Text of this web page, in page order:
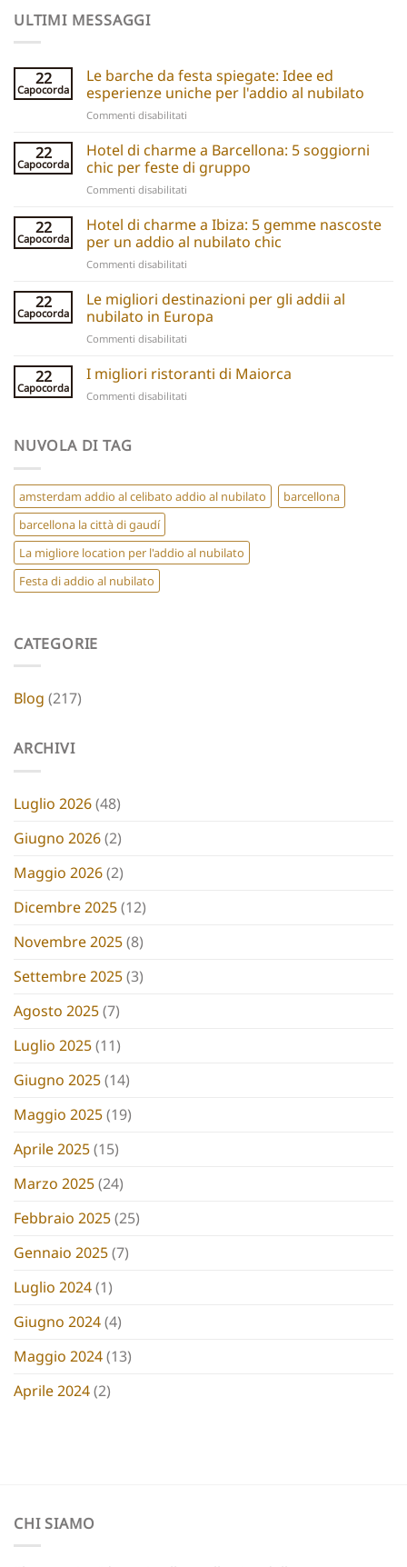
ULTIMI MESSAGGI
22
Capocorda
Le barche da festa spiegate: Idee ed
esperienze uniche per l'addio al nubilato
Commenti disabilitati
boats
explained:
Unique
ideas
and
22
Capocorda
Hotel di charme a Barcellona: 5 soggiorni
chic per feste di gruppo
Commenti disabilitati
Boutique
Hotels:
5
for
Group
Parties
22
Capocorda
Hotel di charme a Ibiza: 5 gemme nascoste
per un addio al nubilato chic
Commenti disabilitati
Boutique
Hotels:
5
for
22
Capocorda
Le migliori destinazioni per gli addii al
nubilato in Europa
Commenti disabilitati
Hen
Do
22
Capocorda
I migliori ristoranti di Maiorca
Commenti disabilitati
NUVOLA DI TAG
amsterdam addio al celibato addio al nubilato
barcellona
barcellona la città di gaudí
La migliore location per l'addio al nubilato
Festa di addio al nubilato
CATEGORIE
Blog (217)
ARCHIVI
Luglio 2026(48)
Giugno 2026(2)
Maggio 2026(2)
Dicembre 2025(12)
Novembre 2025(8)
Settembre 2025(3)
Agosto 2025(7)
Luglio 2025(11)
Giugno 2025(14)
Maggio 2025(19)
Aprile 2025(15)
Marzo 2025(24)
Febbraio 2025(25)
Gennaio 2025(7)
Luglio 2024(1)
Giugno 2024(4)
Maggio 2024(13)
Aprile 2024(2)
CHI SIAMO